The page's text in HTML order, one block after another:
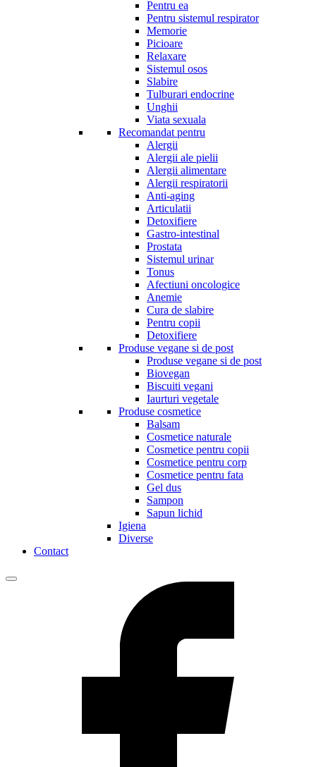
Pentru ea
Pentru sistemul respirator
Memorie
Picioare
Relaxare
Sistemul osos
Slabire
Tulburari endocrine
Unghii
Viata sexuala
Recomandat pentru
Alergii
Alergii ale pielii
Alergii alimentare
Alergii respiratorii
Anti-aging
Articulatii
Detoxifiere
Gastro-intestinal
Prostata
Sistemul urinar
Tonus
Afectiuni oncologice
Anemie
Cura de slabire
Pentru copii
Detoxifiere
Produse vegane si de post
Produse vegane si de post
Biovegan
Biscuiti vegani
Iaurturi vegetale
Produse cosmetice
Balsam
Cosmetice naturale
Cosmetice pentru copii
Cosmetice pentru corp
Cosmetice pentru fata
Gel dus
Sampon
Sapun lichid
Igiena
Diverse
Contact